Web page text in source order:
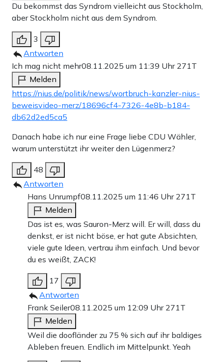
Du bekommst das Syndrom vielleicht aus Stockholm,
aber Stockholm nicht aus dem Syndrom.
3
Antworten
Ich mag nicht mehr08.11.2025 um 11:39 Uhr 271T
Melden
https://nius.de/politik/news/wortbruch-kanzler-nius-
beweisvideo-merz/18696cf4-7326-4e8b-b184-
db62d2ed5ca5
Danach habe ich nur eine Frage liebe CDU Wähler,
warum unterstützt ihr weiter den Lügenmerz?
48
Antworten
Hans Unrumpf08.11.2025 um 11:46 Uhr 271T
Melden
Das ist es, was Sauron-Merz will. Er will, dass du
denkst, er ist nicht böse, er hat gute Absichten,
viele gute Ideen, vertrau ihm einfach. Und bevor
du es weißt, ZACK!
17
Antworten
Frank Seiler08.11.2025 um 12:09 Uhr 271T
Melden
Weil die doofländer zu 75 % sich auf ihr baldiges
Ableben freuen. Endlich im Mittelpunkt. Yeah